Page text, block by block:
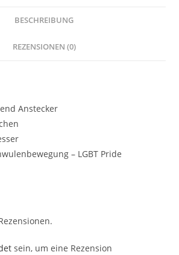
BESCHREIBUNG
REZENSIONEN (0)
Anstecker
– LGBT Pride
sein, um eine Rezension